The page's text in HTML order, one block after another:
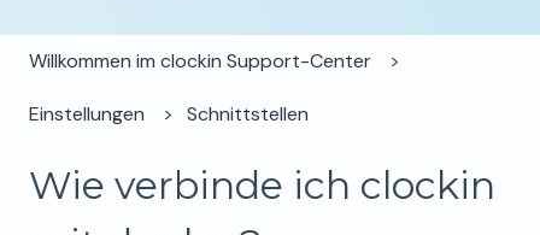
Willkommen im clockin Support-Center
Einstellungen Schnittstellen
Wie verbinde ich clockin